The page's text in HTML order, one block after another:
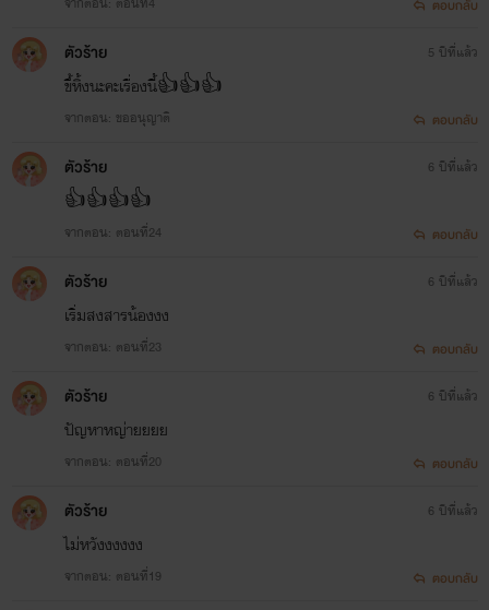
ตอบกลับ
ตัวร้าย
ขึ้หิ้งนะคะเรื่องนี้👍👍👍
จากตอน: ขออนุญาติ
5 ปีที่แล้ว
ตอบกลับ
ตัวร้าย
👍👍👍👍
จากตอน: ตอนที่24
6 ปีที่แล้ว
ตอบกลับ
ตัวร้าย
เริ่มสงสารน้องงง
จากตอน: ตอนที่23
6 ปีที่แล้ว
ตอบกลับ
ตัวร้าย
ปัญหาหญ่ายยยย
จากตอน: ตอนที่20
6 ปีที่แล้ว
ตอบกลับ
ตัวร้าย
ไม่หวังงงงงง
จากตอน: ตอนที่19
6 ปีที่แล้ว
ตอบกลับ